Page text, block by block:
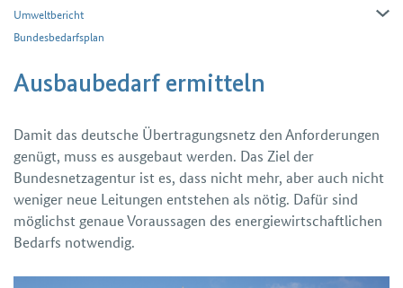
Umweltbericht
Bundesbedarfsplan
Ausbaubedarf ermitteln
Damit das deutsche Übertragungsnetz den Anforderungen
genügt, muss es ausgebaut werden. Das Ziel der
Bundesnetzagentur ist es, dass nicht mehr, aber auch nicht
weniger neue Leitungen entstehen als nötig. Dafür sind
möglichst genaue Voraussagen des energiewirtschaftlichen
Bedarfs notwendig.